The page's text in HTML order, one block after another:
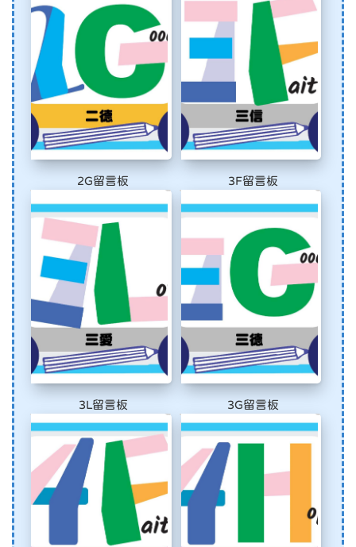
2G留言板 3F留言板
3L留言板 3G留言板